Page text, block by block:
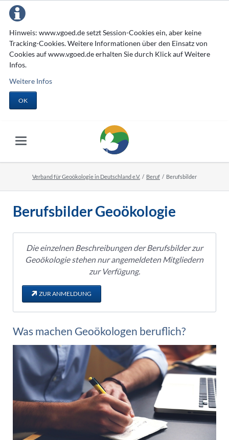
Hinweis: www.vgoed.de setzt Session-Cookies ein, aber keine
Tracking-Cookies. Weitere Informationen über den Einsatz von
Cookies auf www.vgoed.de erhalten Sie durch Klick auf Weitere
Infos.
Weitere Infos
OK
Verband für Geoökologie in Deutschland e.V. Beruf Berufsbilder
Berufsbilder Geoökologie
Die einzelnen Beschreibungen der Berufsbilder zur
Geoökologie stehen nur angemeldeten Mitgliedern
zur Verfügung.
ZUR ANMELDUNG
Was machen Geoökologen beruflich?